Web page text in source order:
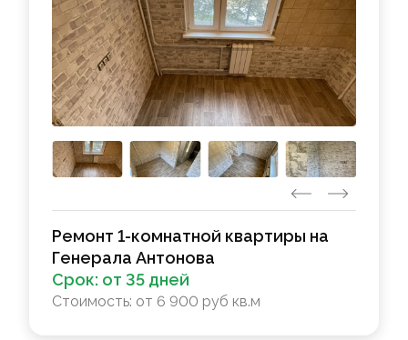
Ремонт 1-комнатной квартиры на
Генерала Антонова
Срок: от 35 дней
Стоимость: от 6 900 руб кв.м